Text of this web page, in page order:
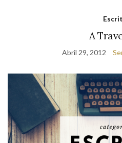
A
Abril 29, 2012